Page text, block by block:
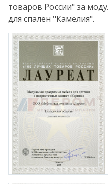
товаров России" за
для спален "Камелия".